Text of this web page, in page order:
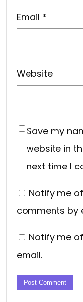
Email *
Website
Save my
website in
next time I
Notify me
comments by
Notify me
email.